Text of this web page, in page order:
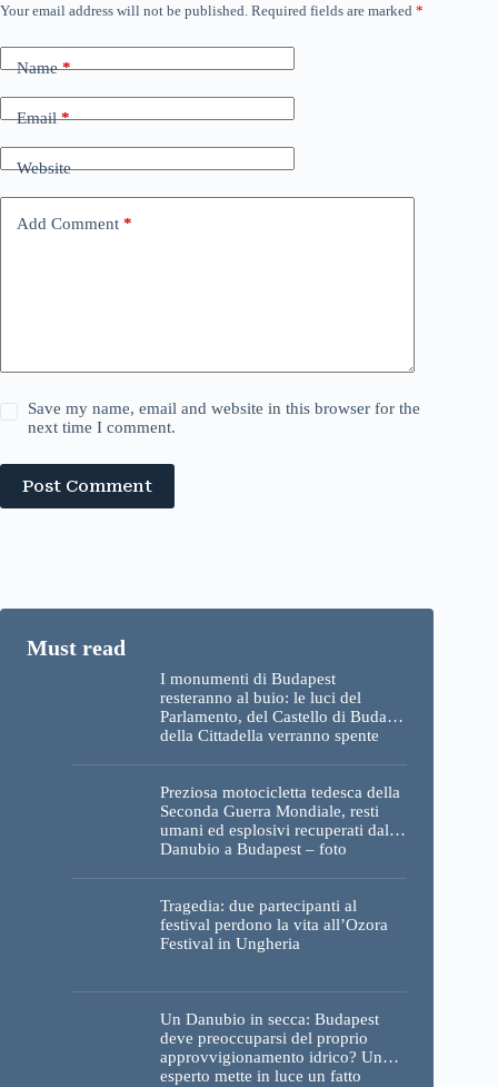
Your email address will not be published. Required fields are marked *
Name*
Email*
Website
Add Comment *
Save my name, email and website in this browser for the
next time I comment.
Post Comment
I monumenti di Budapest
resteranno al buio: le luci del
Parlamento, del Castello di Buda e
della Cittadella verranno spente
Preziosa motocicletta tedesca della
Seconda Guerra Mondiale, resti
umani ed esplosivi recuperati dal
Danubio a Budapest – foto
Tragedia: due partecipanti al
festival perdono la vita all’Ozora
Festival in Ungheria
Un Danubio in secca: Budapest
deve preoccuparsi del proprio
approvvigionamento idrico? Un
esperto mette in luce un fatto